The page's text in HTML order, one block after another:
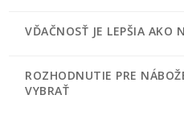
VĎAČNOSŤ JE LEPŠIA AKO
ROZHODNUTIE PRE
VYBRAŤ